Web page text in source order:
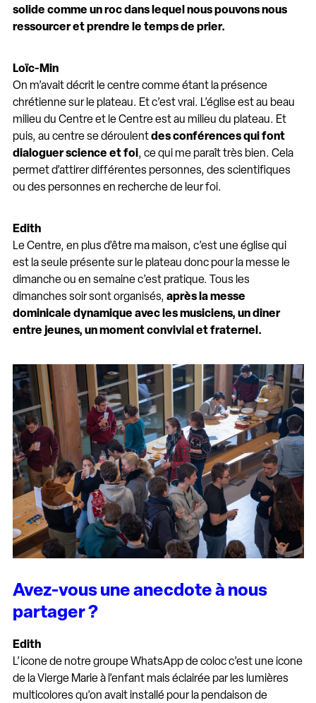
solide comme un roc dans lequel nous pouvons nous
ressourcer et prendre le temps de prier.
Loïc-Min
On m’avait décrit le centre comme étant la présence
chrétienne sur le plateau. Et c’est vrai. L’église est au beau
milieu du Centre et le Centre est au milieu du plateau. Et
puis, au centre se déroulentdes conférences qui font
dialoguer science et foi, ce qui me paraît très bien. Cela
permet d’attirer différentes personnes, des scientifiques
ou des personnes en recherche de leur foi.
Edith
Le Centre, en plus d’être ma maison, c’est une église qui
est la seule présente sur le plateau donc pour la messe le
dimanche ou en semaine c’est pratique. Tous les
dimanches soir sont organisés, après la messe
dominicale dynamique avec les musiciens, un dîner
entre jeunes, un moment convivial et fraternel.
Avez-vous une anecdote à nous
partager ?
Edith
L’icone de notre groupe WhatsApp de coloc c’est une icone
de la Vierge Marie à l’enfant mais éclairée par les lumières
multicolores qu’on avait installé pour la pendaison de